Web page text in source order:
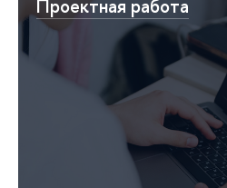
Проектная работа